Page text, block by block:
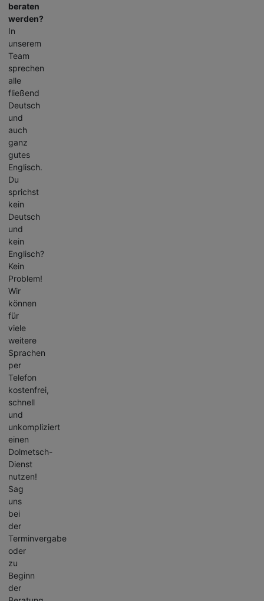
beraten
werden?
In
unserem
Team
sprechen
alle
fließend
Deutsch
und
auch
ganz
gutes
Englisch.
Du
sprichst
kein
Deutsch
und
kein
Englisch?
Kein
Problem!
Wir
können
für
viele
weitere
Sprachen
per
Telefon
kostenfrei,
schnell
und
unkompliziert
einen
Dolmetsch-
Dienst
nutzen!
Sag
uns
bei
der
Terminvergabe
oder
zu
Beginn
der